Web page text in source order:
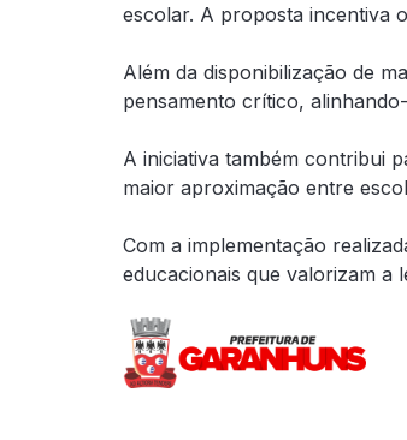
escolar. A proposta incentiva
Além da disponibilização de
pensamento crítico,
A iniciativa também contribui
maior aproximação entre
Com a implementação
educacionais que valorizam a